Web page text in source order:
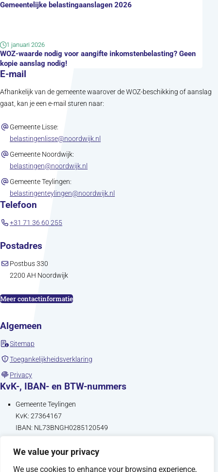
We value your privacy
We use cookies to enhance your browsing experience,
Gemeentelijke belastingaanslagen 2026
WOZ-waarde nodig voor aangifte inkomstenbelasting? Geen
kopie aanslag nodig!
1 januari 2026
E-mail
Afhankelijk van de gemeente waarover de WOZ-beschikking of aanslag
gaat, kan je een e-mail sturen naar:
Gemeente Lisse:
belastingenlisse@noordwijk.nl
Gemeente Noordwijk:
belastingen@noordwijk.nl
Gemeente Teylingen:
belastingenteylingen@noordwijk.nl
Telefoon
+31 71 36 60 255
Postadres
Postbus 330
2200 AH Noordwijk
Meer contactinformatie
Algemeen
Sitemap
Toegankelijkheidsverklaring
Privacy
KvK-, IBAN- en BTW-nummers
Gemeente Teylingen
KvK: 27364167
IBAN: NL73BNGH0285120549
Gemeente Lisse